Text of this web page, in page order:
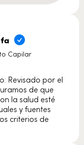
Capilar
Revisado por el
de que
la salud esté
y fuentes
criterios de